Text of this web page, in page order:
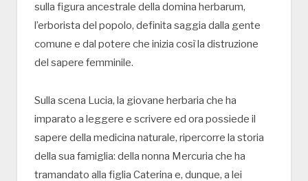
sulla figura ancestrale della domina herbarum,
l’erborista del popolo, definita saggia dalla gente
comune e dal potere che inizia così la distruzione
del sapere femminile.
Sulla scena Lucia, la giovane herbaria che ha
imparato a leggere e scrivere ed ora possiede il
sapere della medicina naturale, ripercorre la storia
della sua famiglia: della nonna Mercuria che ha
tramandato alla figlia Caterina e, dunque, a lei